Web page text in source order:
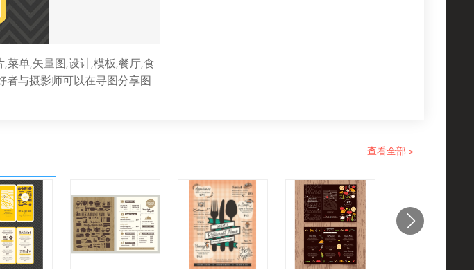
菜单,矢量图,设计,模板,餐厅,食
者与摄影师可以在寻图分享图
查看全部 >